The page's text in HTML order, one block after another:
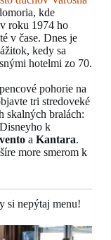
kde
roku 1974 ho
v čase. Dnes je
kedy sa
hotelmi zo 70.
pohorie na
tri stredoveké
skalných bralách:
k
a Kantara.
more smerom k
si nepýtaj menu!